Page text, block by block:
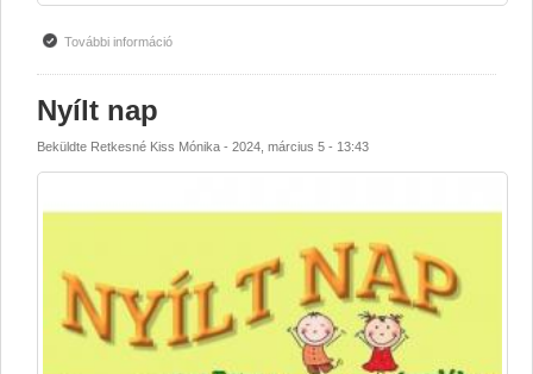
További információJelentkezés óvodai felvételre tartalommal kapcsolatosan
Nyílt nap
Beküldte Retkesné Kiss Mónika - 2024, március 5 - 13:43